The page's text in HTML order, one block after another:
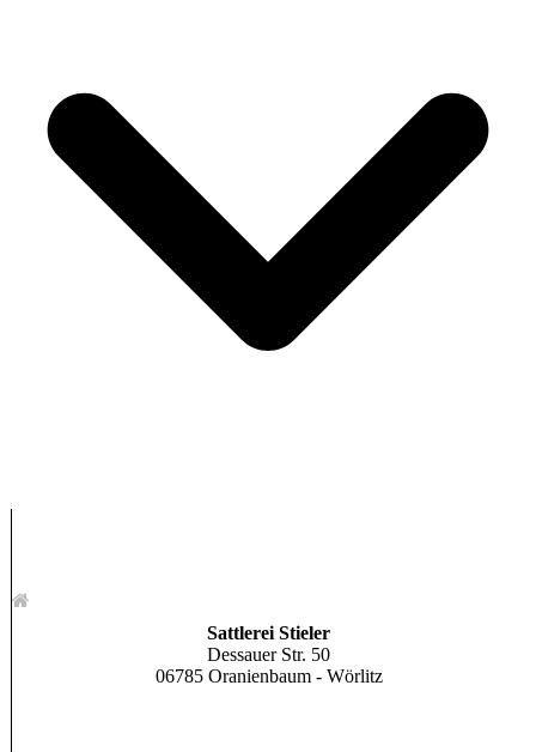
Sattlerei Stieler
Dessauer Str. 50
06785 Oranienbaum - Wörlitz